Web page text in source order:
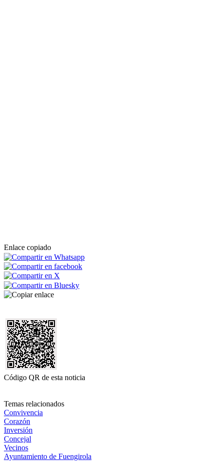
Enlace copiado
Código QR de esta noticia
Temas relacionados
Convivencia
Corazón
Inversión
Concejal
Vecinos
Ayuntamiento de Fuengirola